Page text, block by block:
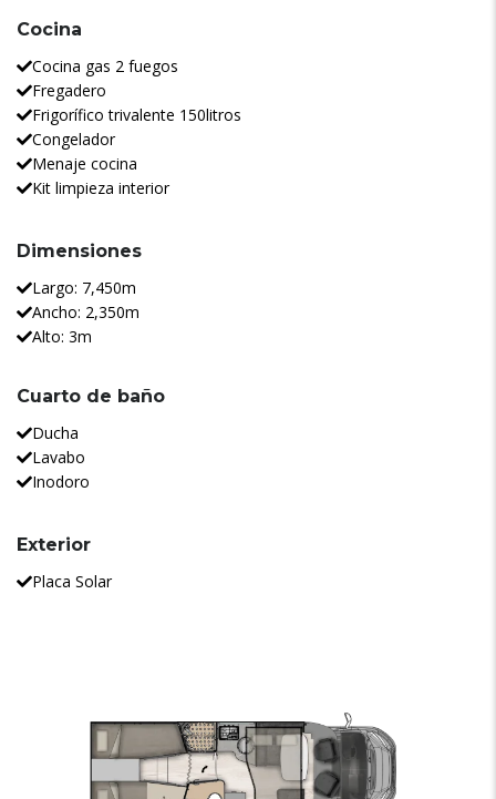
Cocina
Cocina gas 2 fuegos
Fregadero
Frigorífico trivalente 150litros
Congelador
Menaje cocina
Kit limpieza interior
Dimensiones
Largo: 7,450m
Ancho: 2,350m
Alto: 3m
Cuarto de baño
Ducha
Lavabo
Inodoro
Exterior
Placa Solar